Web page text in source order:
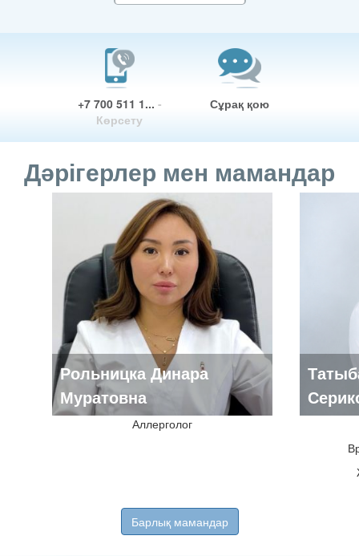
+7 700 511 1... -
Көрсету
Сұрақ қою
Дәрігерлер мен мамандар
Рольницка Динара
Муратовна
Аллерголог
Барлық мамандар